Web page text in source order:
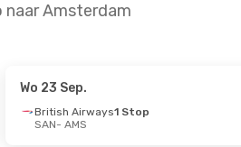
naar Amsterdam
Wo 23 Sep.
British Airways1 Stop
SAN- AMS